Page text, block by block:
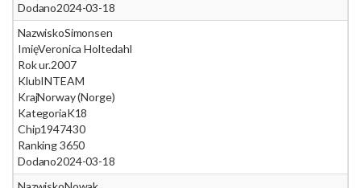
Dodano2024-03-18
NazwiskoSimonsen
ImięVeronica Holtedahl
Rok ur.2007
KlubINTEAM
KrajNorway (Norge)
KategoriaK18
Chip1947430
Ranking 3650
Dodano2024-03-18